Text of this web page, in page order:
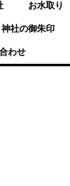
お水取り
神社の御朱印
わせ